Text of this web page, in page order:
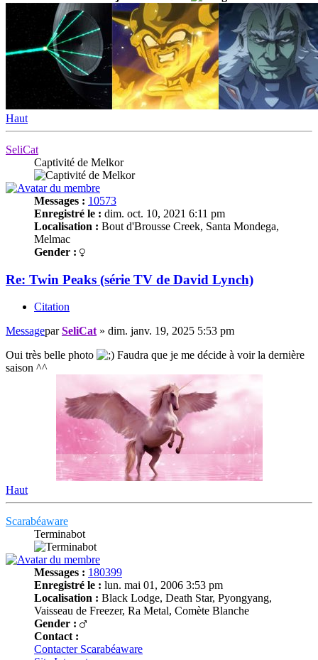
Haut
SeliCat
Captivité de Melkor
Messages : 10573
Enregistré le : dim. oct. 10, 2021 6:11 pm
Localisation : Bout d'Brousse Creek, Santa Mondega,
Melmac
Gender :
Re: Twin Peaks (série TV de David Lynch)
Citation
MessageparSeliCat » dim. janv. 19, 2025 5:53 pm
Oui très belle photo
Faudra que je me décide à voir la dernière
saison ^^
Haut
Scarabéaware
Terminabot
Messages : 180399
Enregistré le : lun. mai 01, 2006 3:53 pm
Localisation : Black Lodge, Death Star, Pyongyang,
Vaisseau de Freezer, Ra Metal, Comète Blanche
Gender :
Contact :
Contacter Scarabéaware